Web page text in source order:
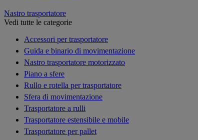
Nastro trasportatore
Vedi tutte le categorie
Accessori per trasportatore
Guida e binario di movimentazione
Nastro trasportatore motorizzato
Piano a sfere
Rullo e rotella per trasportatore
Sfera di movimentazione
Trasportatore a rulli
Trasportatore estensibile e mobile
Trasportatore per pallet